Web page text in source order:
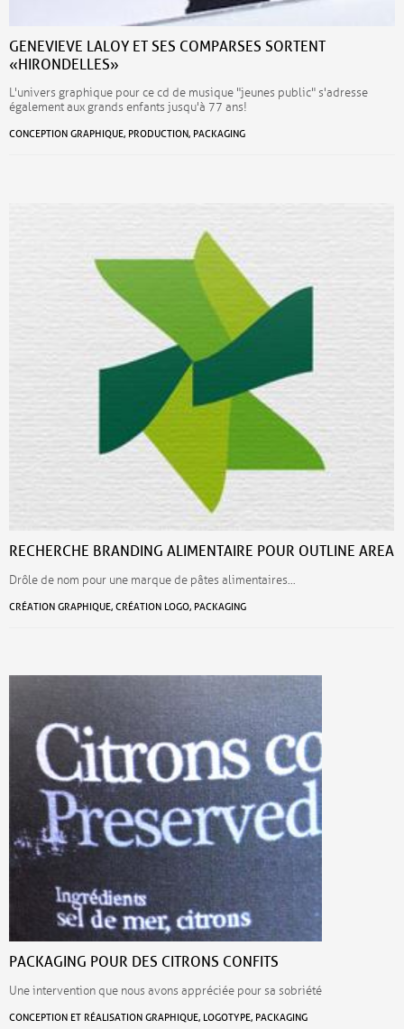
GENEVIEVE LALOY ET SES COMPARSES SORTENT
«HIRONDELLES»
L'univers graphique pour ce cd de musique "jeunes public" s'adresse
également aux grands enfants jusqu'à 77 ans!
CONCEPTION GRAPHIQUE, PRODUCTION, PACKAGING
RECHERCHE BRANDING ALIMENTAIRE POUR OUTLINE AREA
Drôle de nom pour une marque de pâtes alimentaires…
CRÉATION GRAPHIQUE, CRÉATION LOGO, PACKAGING
PACKAGING POUR DES CITRONS CONFITS
Une intervention que nous avons appréciée pour sa sobriété
CONCEPTION ET RÉALISATION GRAPHIQUE, LOGOTYPE, PACKAGING